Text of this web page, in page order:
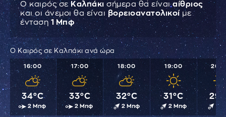
Ο καιρός σεΚαλπάκι σήμερα θα είναιαίθριος
και οι άνεμοι θα είναι βορειοανατολικοί με
ένταση 1 Μπφ
Ο Καιρός σε Καλπάκι ανά ώρα
16:00
34°C
2 Μπφ
17:00
33°C
2 Μπφ
18:00
32°C
2 Μπφ
19:00
31°C
2 Μπφ 1